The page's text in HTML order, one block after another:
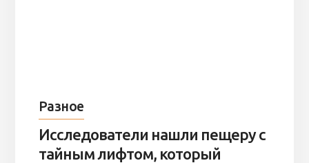
Разное
Исследователи нашли пещеру с
тайным лифтом, который